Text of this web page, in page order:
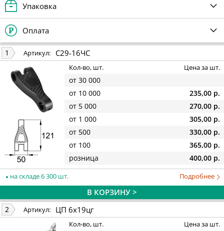
Упаковка
Оплата
1 Артикул: С29-16ЧС
Кол-во, шт. Цена за шт.
от 30 000
от 10 000
235,00 р.
от 5 000
270,00 р.
от 1 000
305,00 р.
от 500
330,00 р.
от 100
365,00 р.
розница
400,00 р.
на складе 6 300 шт. Подробнее
В КОРЗИНУ >
2 Артикул: ЦП 6х19цг
Кол-во, шт. Цена за шт.